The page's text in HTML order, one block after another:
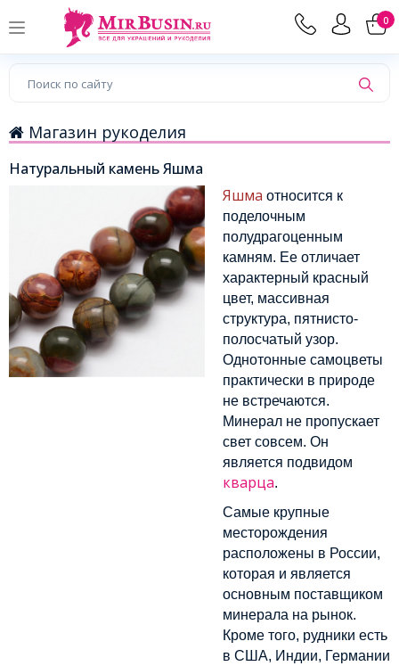
0
Магазин рукоделия
Натуральный камень Яшма
Яшма относится к
поделочным
полудрагоценным
камням. Ее отличает
характерный красный
цвет, массивная
структура, пятнисто-
полосчатый узор.
Однотонные самоцветы
практически в природе
не встречаются.
Минерал не пропускает
свет совсем. Он
является подвидом
кварца.
Самые крупные
месторождения
расположены в России,
которая и является
основным поставщиком
минерала на рынок.
Кроме того, рудники есть
в США, Индии, Германии